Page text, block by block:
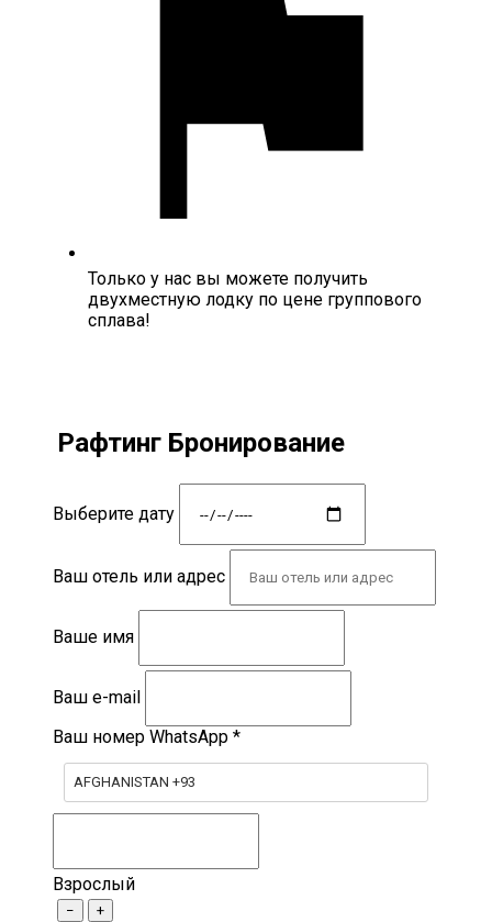
Только у нас вы можете получить
двухместную лодку по цене группового
сплава!
Рафтинг Бронирование
Выберите дату
Ваш отель или адрес
Ваше имя
Ваш e-mail
Ваш номер WhatsApp *
AFGHANISTAN +93
Взрослый
− +